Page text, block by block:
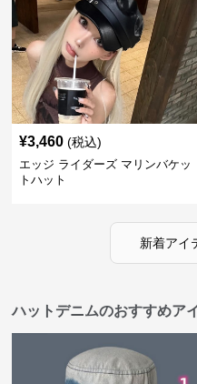
¥3,460 (税込)
エッジ ライダーズ マリンバケッ
トハット
新着アイ
ハットデニムのおすすめア